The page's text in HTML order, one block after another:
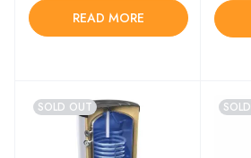
READ MORE
SOLD OUT